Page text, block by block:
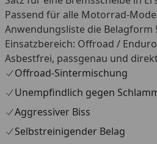
Passend für alle Motorrad-
Anwendungsliste die Belagform
Einsatzbereich: Offroad /
Asbestfrei, passgenau und
Offroad-Sintermischung
Unempfindlich gegen
Aggressiver Biss
Selbstreinigender Belag